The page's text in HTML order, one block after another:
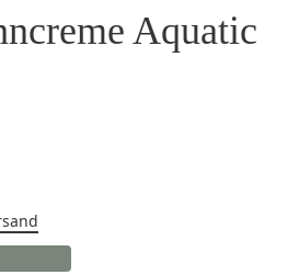
Aquatic